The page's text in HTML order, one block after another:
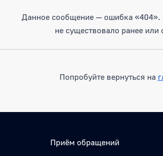
Данное сообщение — ошибка «404».
не существовало ранее или
Попробуйте вернуться на
Приём обращений